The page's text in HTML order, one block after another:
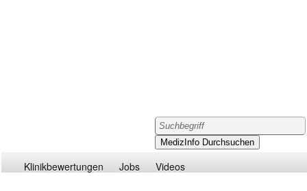
Klinikbewertungen Jobs Videos